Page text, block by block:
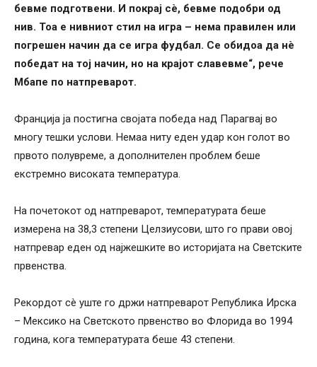
бевме подготвени. И покрај сè, бевме подобри од
нив. Тоа е нивниот стил на игра – нема правилен или
погрешен начин да се игра фудбал. Се обидоа да нè
победат на тој начин, но на крајот славевме“, рече
Мбапе по натпреварот.
Франција ја постигна својата победа над Парагвај во
многу тешки услови. Немаа ниту еден удар кон голот во
првото полувреме, а дополнителен проблем беше
екстремно високата температура.
На почетокот од натпреварот, температурата беше
измерена на 38,3 степени Целзиусови, што го прави овој
натпревар еден од најжешките во историјата на Светските
првенства.
Рекордот сè уште го држи натпреварот Република Ирска
– Мексико на Светското првенство во Флорида во 1994
година, кога температурата беше 43 степени.